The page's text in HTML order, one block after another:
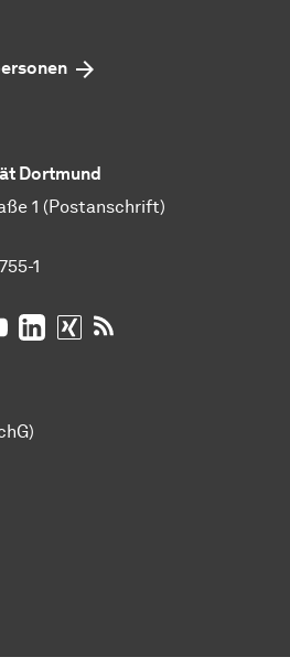
Dortmund
1 (Postanschrift)
1
Insta­gram
auf Facebook
auf TikTokauf BlueSky
TU Dortmund auf YouTube
TU Dortmund auf LinkedIn
TU Dortmund auf XING